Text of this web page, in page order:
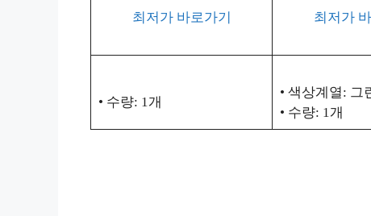
최저가 바로가기 최저가
• 수량: 1개
• 색상계열: 그
• 수량: 1개